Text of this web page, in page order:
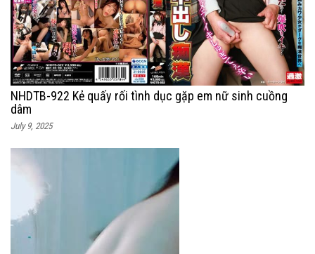
NHDTB-922 Kẻ quấy rối tình dục gặp em nữ sinh cuồng
dâm
July 9, 2025